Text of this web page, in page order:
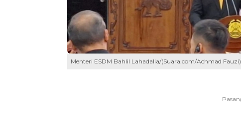
Menteri ESDM Bahlil Lahadalia/(Suara.com/Achmad Fauzi).